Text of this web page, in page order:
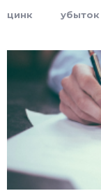
цинк убыток